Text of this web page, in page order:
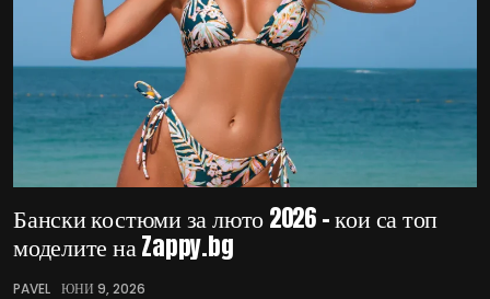
Бански костюми за люто 2026 – кои са топ
моделите на Zappy.bg
PAVEL ЮНИ 9, 2026